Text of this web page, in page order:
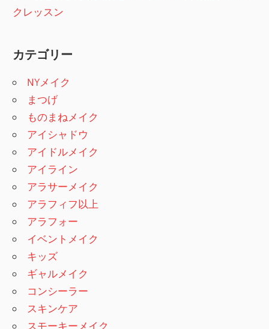
クレッスン
カテゴリー
NYメイク
まつげ
ものまねメイク
アイシャドウ
アイドルメイク
アイライン
アラサーメイク
アラフィフ以上
アラフォー
イベントメイク
キッズ
ギャルメイク
コンシーラー
スキンケア
スモーキーメイク